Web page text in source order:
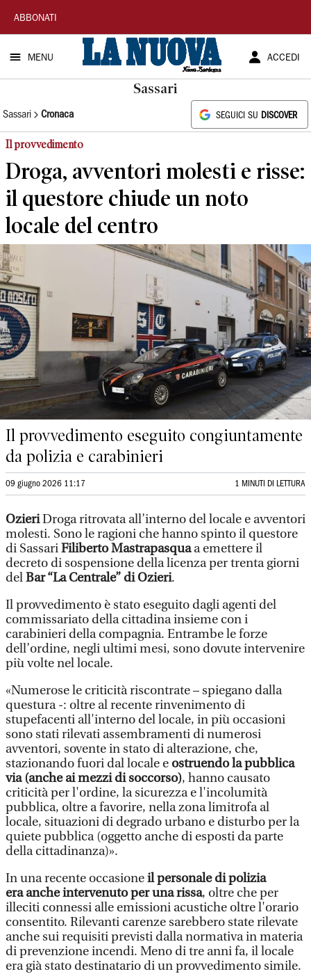
La
Nuova
Sardegna
ABBONATI
MENU ACCEDI
Sassari
Sassari Cronaca SEGUICI SU DISCOVER
Il provvedimento
Droga, avventori molesti e risse:
il questore chiude un noto
locale del centro
Il provvedimento eseguito congiuntamente
da polizia e carabinieri
09 giugno 2026 11:17 1 MINUTI DI LETTURA
OzieriDroga ritrovata all’interno del locale e avventori
molesti. Sono le ragioni che hanno spinto il questore
di SassariFiliberto Mastrapasquaa emettere il
decreto di sospensione della licenza per trenta giorni
delBar “La Centrale” di Ozieri.
Il provvedimento è stato eseguito dagli agenti del
commissariato della cittadina insieme con i
carabinieri della compagnia. Entrambe le forze
dell’ordine, negli ultimi mesi, sono dovute intervenire
più volte nel locale.
«Numerose le criticità riscontrate – spiegano dalla
questura -: oltre al recente rinvenimento di
stupefacenti all'interno del locale, in più occasioni
sono stati rilevati assembramenti di numerosi
avventori, sovente in stato di alterazione, che,
stazionando fuori dal locale e ostruendo la pubblica
via (anche ai mezzi di soccorso), hanno causato
criticità per l'ordine, la sicurezza e l'incolumità
pubblica, oltre a favorire, nella zona limitrofa al
locale, situazioni di degrado urbano e disturbo per la
quiete pubblica (oggetto anche di esposti da parte
della cittadinanza)».
In una recente occasioneil personale di polizia
era anche intervenuto per una rissa, oltre che per
illeciti connessi alle emissioni acustiche oltre l'orario
consentito. Rilevanti carenze sarebbero state rilevate
anche sui requisiti previsti dalla normativa in materia
di prevenzione incendi. Meno di tre anni fa, il locale
era già stato destinatario di un provvedimento simile.